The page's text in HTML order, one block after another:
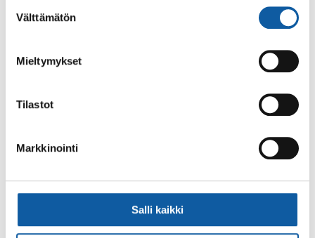
valinta
Välttämätön
Mieltymykset
Tilastot
Markkinointi
Salli kaikki
Karttapalvelu
Kuntakortti
Asiakirjojen
julkisuuskuvaus
Avoimet työpaikat